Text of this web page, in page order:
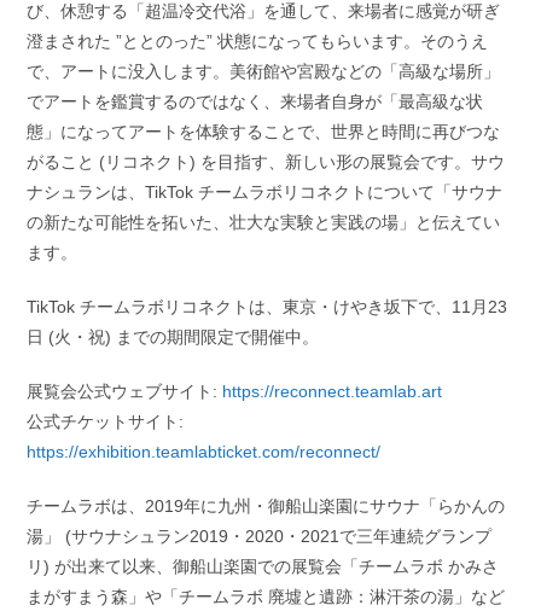
び、休憩する「超温冷交代浴」を通して、来場者に感覚が研ぎ
澄まされた ”ととのった” 状態になってもらいます。そのうえ
で、アートに没入します。美術館や宮殿などの「高級な場所」
でアートを鑑賞するのではなく、来場者自身が「最高級な状
態」になってアートを体験することで、世界と時間に再びつな
がること (リコネクト) を目指す、新しい形の展覧会です。サウ
ナシュランは、TikTok チームラボリコネクトについて「サウナ
の新たな可能性を拓いた、壮大な実験と実践の場」と伝えてい
ます。
TikTok チームラボリコネクトは、東京・けやき坂下で、11月23
日 (火・祝) までの期間限定で開催中。
展覧会公式ウェブサイト: https://reconnect.teamlab.art
公式チケットサイト:
https://exhibition.teamlabticket.com/reconnect/
チームラボは、2019年に九州・御船山楽園にサウナ「らかんの
湯」 (サウナシュラン2019・2020・2021で三年連続グランプ
リ) が出来て以来、御船山楽園での展覧会「チームラボ かみさ
まがすまう森」や「チームラボ 廃墟と遺跡：淋汗茶の湯」など